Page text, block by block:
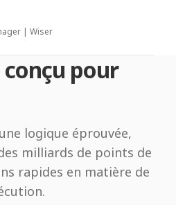
| Wiser
pour
logique éprouvée,
milliards de points de
rapides en matière de